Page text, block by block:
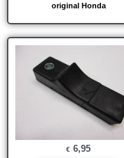
original Honda
€ 6,95